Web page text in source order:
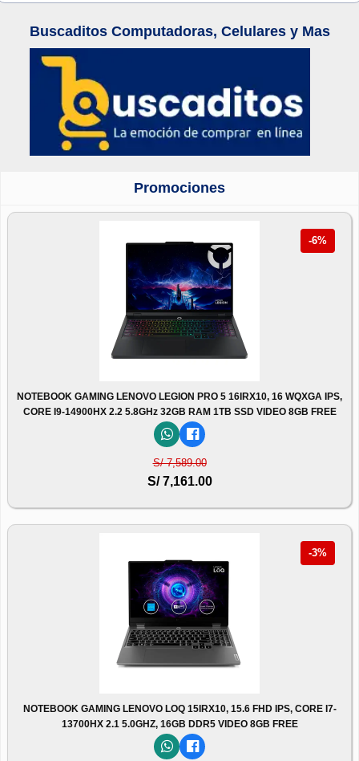
Buscaditos Computadoras, Celulares y Mas
Promociones
-6%
NOTEBOOK GAMING LENOVO LEGION PRO 5 16IRX10, 16 WQXGA IPS,
CORE I9-14900HX 2.2 5.8GHz 32GB RAM 1TB SSD VIDEO 8GB FREE
S/ 7,589.00
S/ 7,161.00
-3%
NOTEBOOK GAMING LENOVO LOQ 15IRX10, 15.6 FHD IPS, CORE I7-
13700HX 2.1 5.0GHZ, 16GB DDR5 VIDEO 8GB FREE